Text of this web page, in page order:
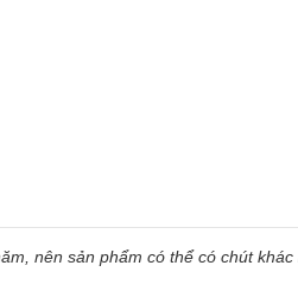
nên sản phẩm có thể có chút